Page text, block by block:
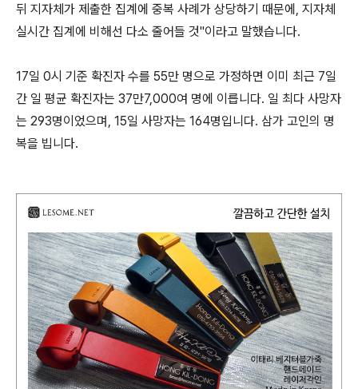
뒤 지자체가 제출한 집계에 중복 사례가 상당하기 때문에, 지자체
실시간 집계에 비해선 다소 줄어들 것"이라고 말했습니다.
17일 0시 기준 확진자 수를 55만 명으로 가정하면 이미 최근 7일
간 일 평균 확진자는 37만7,000여 명에 이릅니다. 일 최다 사망자
는 293명이었으며, 15일 사망자는 164명입니다. 삼가 고인의 명
복을 빕니다.